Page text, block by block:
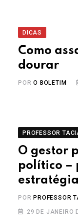
DICAS
Como
dourar
PORO BOLETIM
PROFESSOR
O gestor
político –
POR PROFESSOR
29 DE JANEIRO